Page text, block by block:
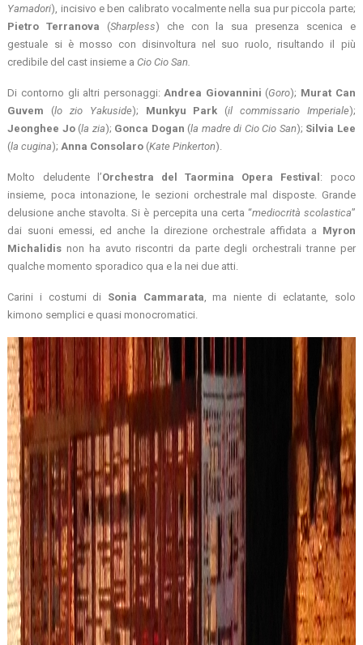
Yamadori), incisivo e ben calibrato vocalmente nella sua pur piccola parte;
Pietro
Terranova (Sharpless) che con la sua presenza scenica e
gestuale si è mosso con disinvoltura nel suo ruolo, risultando il più
credibile del cast insieme aCio Cio San.
Di contorno gli altri personaggi: Andrea Giovannini (Goro); Murat Can
Guvem (lo zio Yakuside); Munkyu Park (il commissario Imperiale);
Jeonghee Jo(la zia); Gonca Dogan (la madre di Cio Cio San); Silvia Lee
(la cugina); Anna Consolaro (Kate Pinkerton).
Molto deludente l’Orchestra del Taormina Opera Festival: poco
insieme, poca intonazione, le sezioni orchestrale mal disposte. Grande
delusione anche stavolta. Si è percepita una certa “mediocrità scolastica”
dai suoni emessi, ed anche la direzione orchestrale affidata a Myron
Michalidis non ha avuto riscontri da parte degli orchestrali tranne per
qualche momento sporadico qua e la nei due atti.
Carini i costumi di Sonia Cammarata , ma niente di eclatante, solo
kimono semplici e quasi monocromatici.